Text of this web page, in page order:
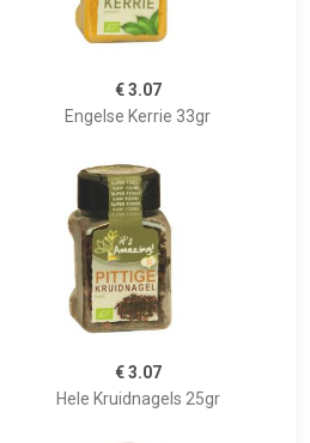
€ 3.07
Engelse Kerrie 33gr
€ 3.07
Hele Kruidnagels 25gr